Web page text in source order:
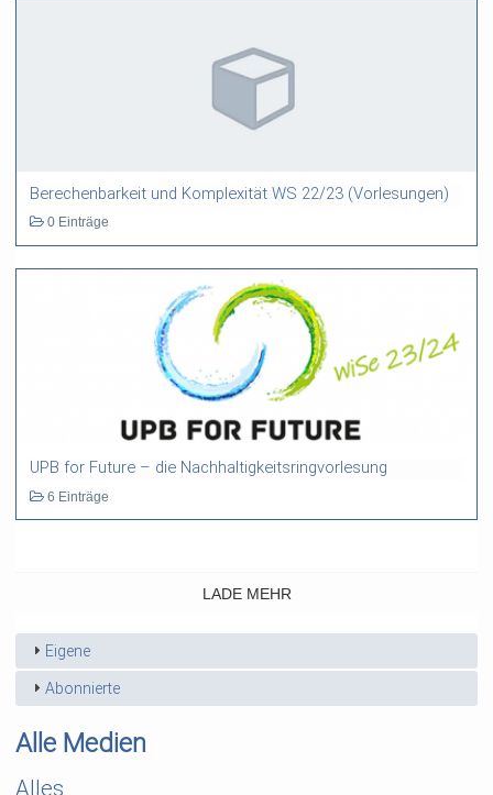
Berechenbarkeit und Komplexität WS 22/23 (Vorlesungen)
0 Einträge
UPB for Future – die Nachhaltigkeitsringvorlesung
6 Einträge
LADE MEHR
Eigene
Abonnierte
Alle Medien
Alles